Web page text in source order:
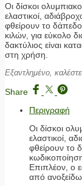
Οι δίσκοι
ελαστικοί,
φθείρουν το
κιλών, για εύκολο
δακτύλιος είναι
στη χρήση.
Εξαντλημένο, καλέστε
Share
Περιγραφή
Οι δίσκοι
ελαστικοί,
φθείρουν το
Επιπλέον, ο
από